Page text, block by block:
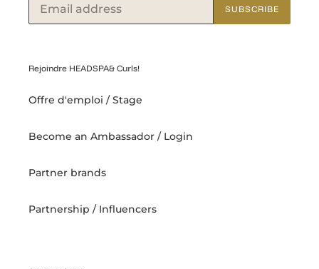
SUBSCRIBE
Rejoindre HEADSPA& Curls!
Offre d'emploi / Stage
Become an Ambassador / Login
Partner brands
Partnership / Influencers